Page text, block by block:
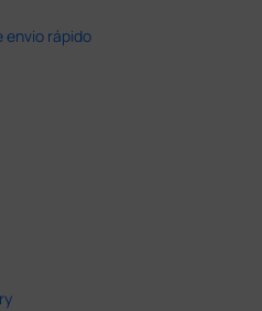
envio rápido